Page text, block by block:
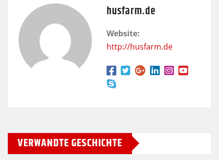
husfarm.de
Website:
http://husfarm.de
VERWANDTE GESCHICHTE